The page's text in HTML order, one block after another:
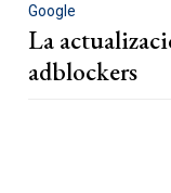
Google
La
adblockers